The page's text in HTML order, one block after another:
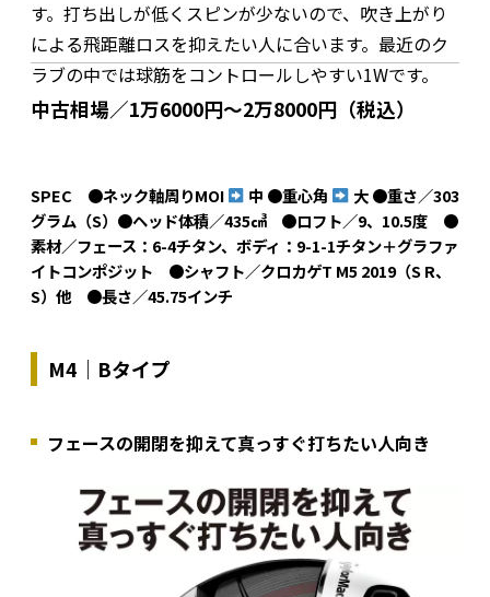
す。打ち出しが低くスピンが少ないので、吹き上がり
による飛距離ロスを抑えたい人に合います。最近のク
ラブの中では球筋をコントロールしやすい1Wです。
中古相場／1万6000円～2万8000円（税込）
SPEC ●ネック軸周りMOI 中 ●重心角
大 ●重さ／303
グラム（S）●ヘッド体積／435㎤ ●ロフト／9、10.5度 ●
素材／フェース：6-4チタン、ボディ：9-1-1チタン＋グラファ
イトコンポジット ●シャフト／クロカゲT M5 2019（S R、
S）他 ●長さ／45.75インチ
M4｜Bタイプ
フェースの開閉を抑えて真っすぐ打ちたい人向き